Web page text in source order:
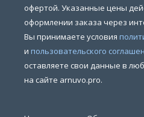
офертой. Указанные цены
оформлении заказа через
Вы принимаете условия
и пользовательского
оставляете свои данные в
на сайте arnuvo.pro.